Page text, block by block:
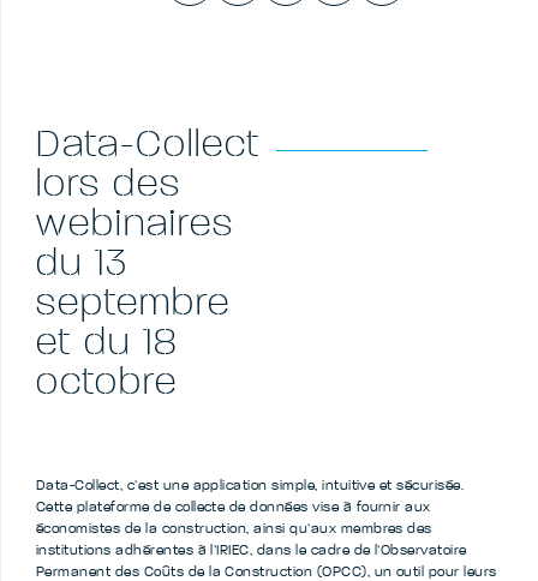
Data-Collect
lors des
webinaires
du 13
septembre
et du 18
octobre
Data-Collect, c’est une application simple, intuitive et sécurisée.
Cette plateforme de collecte de données vise à fournir aux
économistes de la construction, ainsi qu’aux membres des
institutions adhérentes à l’IRIEC, dans le cadre de l’Observatoire
Permanent des Coûts de la Construction (OPCC), un outil pour leurs